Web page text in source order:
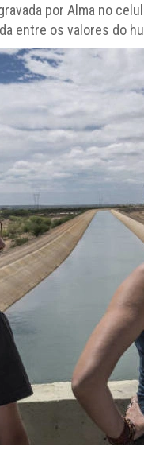
por Alma no
entre os valores do